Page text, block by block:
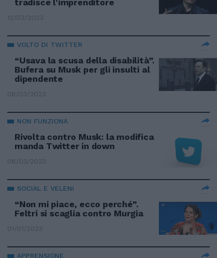
tradisce l'imprenditore
12/03/2023
VOLTO DI TWITTER
“Usava la scusa della disabilità”.
Bufera su Musk per gli insulti al
dipendente
08/03/2023
NON FUNZIONA
Rivolta contro Musk: la modifica
manda Twitter in down
06/03/2023
SOCIAL E VELENI
“Non mi piace, ecco perché”.
Feltri si scaglia contro Murgia
01/01/2023
APPRENSIONE